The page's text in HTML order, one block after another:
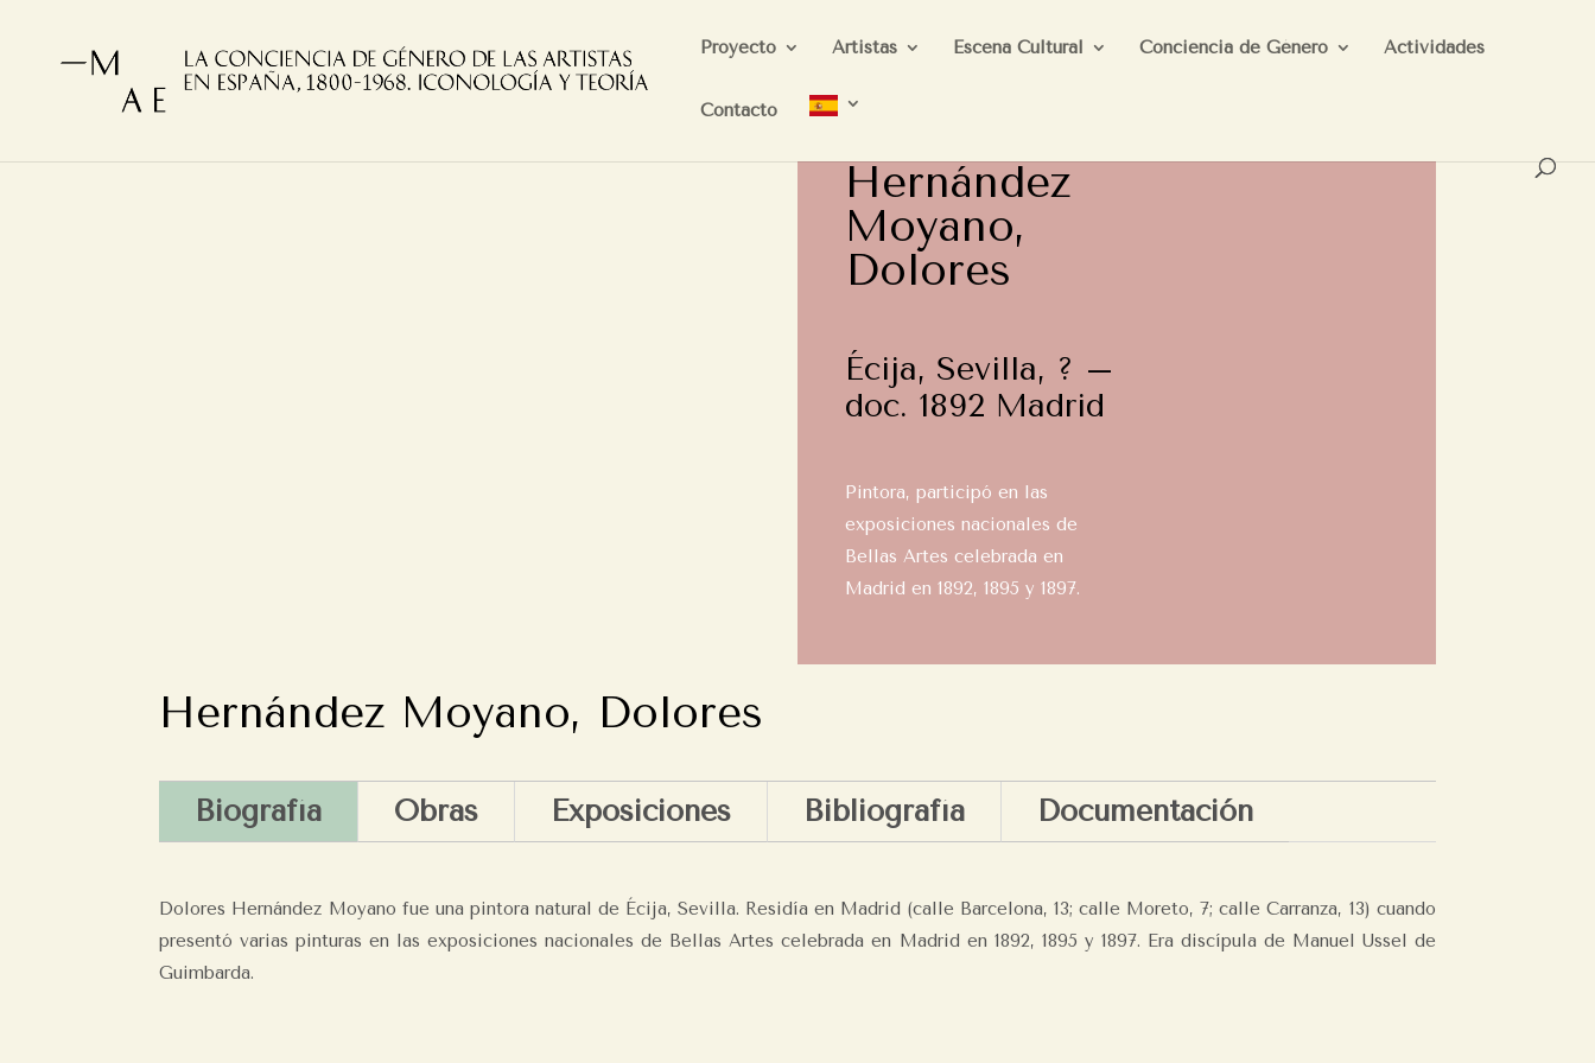
Proyecto Artistas Escena Cultural Conciencia de Género Actividades
Contacto
Hernández
Moyano,
Dolores
Écija, Sevilla, ? –
doc. 1892 Madrid
Pintora, participó en las
exposiciones nacionales de
Bellas Artes celebrada en
Madrid en 1892, 1895 y 1897.
Hernández Moyano, Dolores
Biografía Obras Exposiciones Bibliografía Documentación
Dolores Hernández Moyano fue una pintora natural de Écija, Sevilla. Residía en Madrid (calle Barcelona, 13; calle Moreto, 7; calle Carranza, 13) cuando
presentó varias pinturas en las exposiciones nacionales de Bellas Artes celebrada en Madrid en 1892, 1895 y 1897. Era discípula de Manuel Ussel de
Guimbarda.